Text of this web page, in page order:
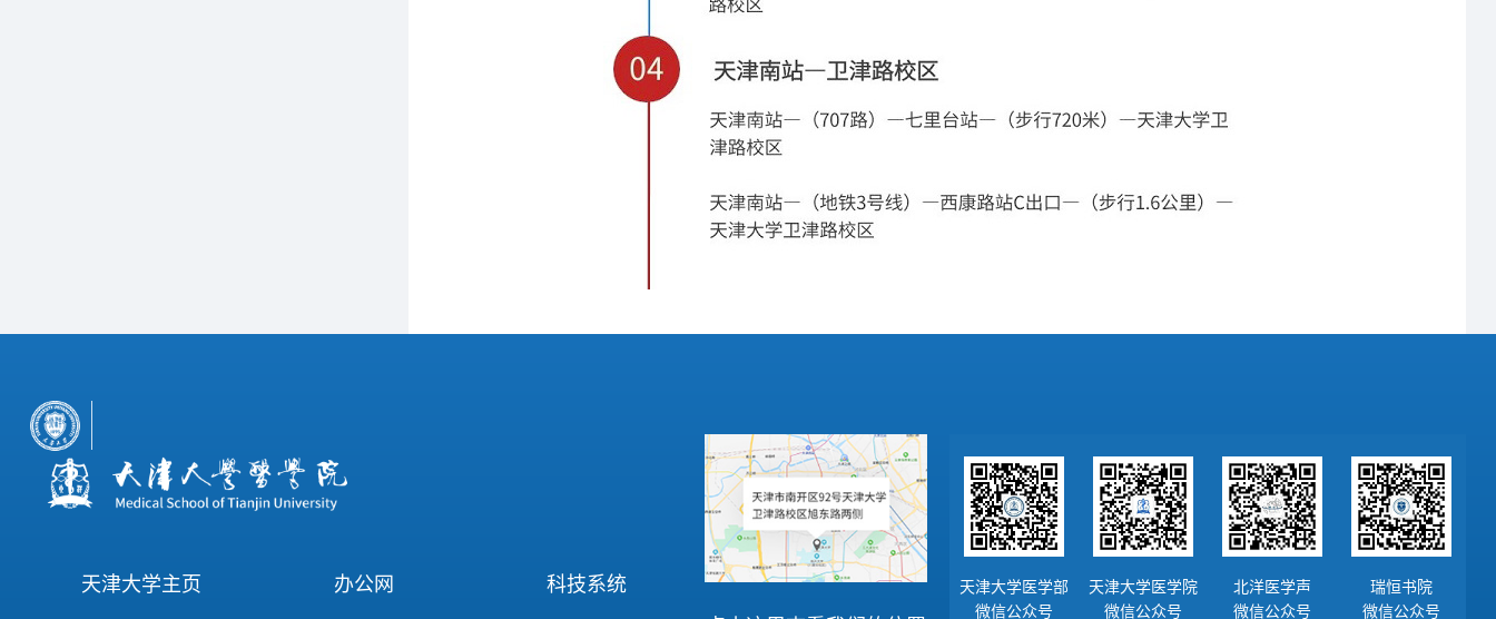
天津大学主页 办公网
科技系统
天津大学医学部
微信公众号
天津大学医学院
微信公众号
北洋医学声
微信公众号
瑞恒书院
微信公众号